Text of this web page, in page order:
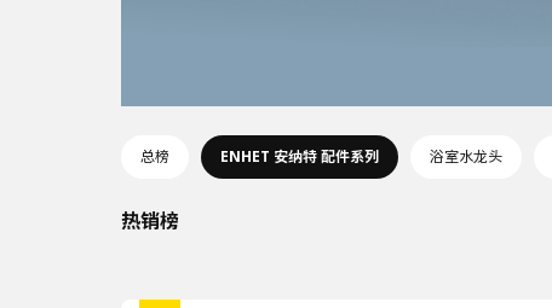
总榜 ENHET 安纳特 配件系列 浴室水龙头
热销榜